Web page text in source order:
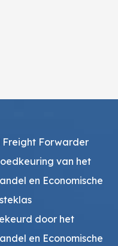
Freight Forwarder
van het
en Economische
door het
en Economische